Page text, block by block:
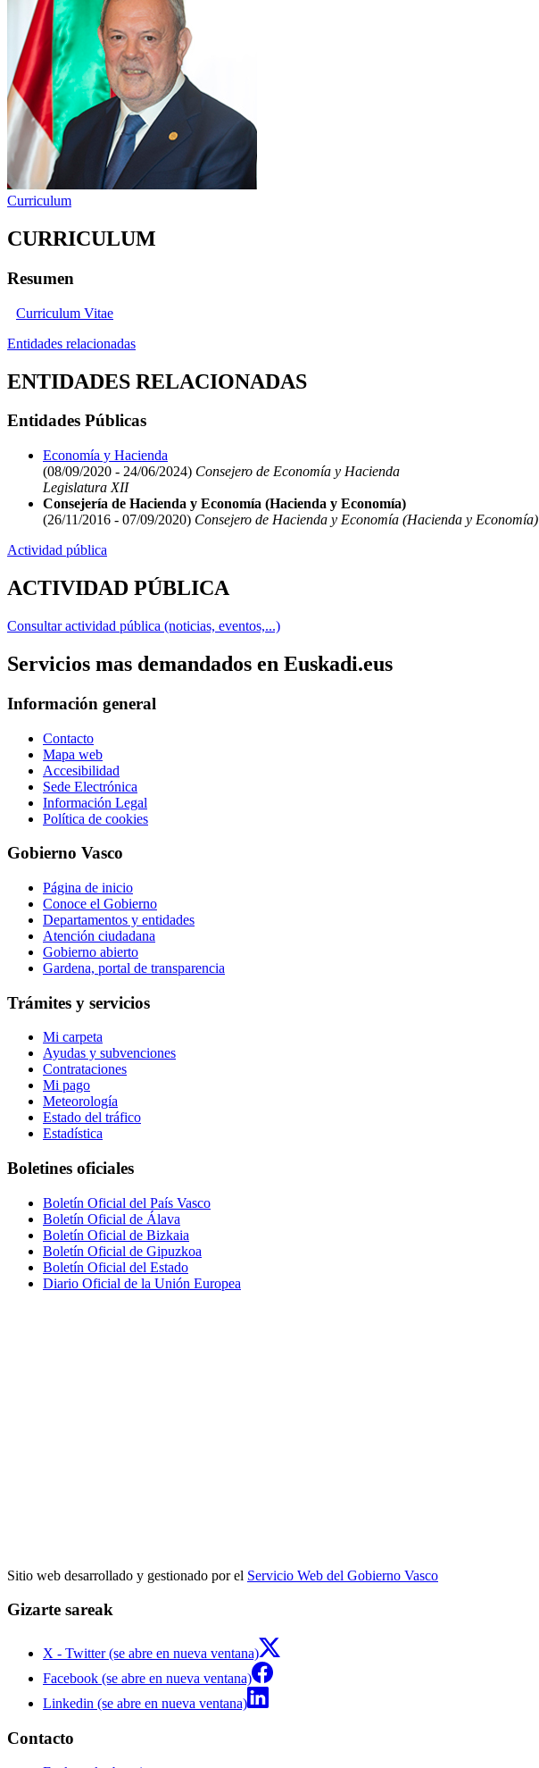
Curriculum
CURRICULUM
Resumen
Curriculum Vitae
Entidades relacionadas
ENTIDADES RELACIONADAS
Entidades Públicas
Economía y Hacienda
(08/09/2020 - 24/06/2024) Consejero de Economía y Hacienda
Legislatura XII
Consejería de Hacienda y Economía (Hacienda y Economía)
(26/11/2016 - 07/09/2020) Consejero de Hacienda y Economía (Hacienda y Economía)
Actividad pública
ACTIVIDAD PÚBLICA
Consultar actividad pública (noticias, eventos,...)
Servicios mas demandados en Euskadi.eus
Información general
Contacto
Mapa web
Accesibilidad
Sede Electrónica
Información Legal
Política de cookies
Gobierno Vasco
Página de inicio
Conoce el Gobierno
Departamentos y entidades
Atención ciudadana
Gobierno abierto
Gardena, portal de transparencia
Trámites y servicios
Mi carpeta
Ayudas y subvenciones
Contrataciones
Mi pago
Meteorología
Estado del tráfico
Estadística
Boletines oficiales
Boletín Oficial del País Vasco
Boletín Oficial de Álava
Boletín Oficial de Bizkaia
Boletín Oficial de Gipuzkoa
Boletín Oficial del Estado
Diario Oficial de la Unión Europea
Sitio web desarrollado y gestionado por el Servicio Web del Gobierno Vasco
Gizarte sareak
X - Twitter (se abre en nueva ventana)
Facebook (se abre en nueva ventana)
Linkedin (se abre en nueva ventana)
Contacto